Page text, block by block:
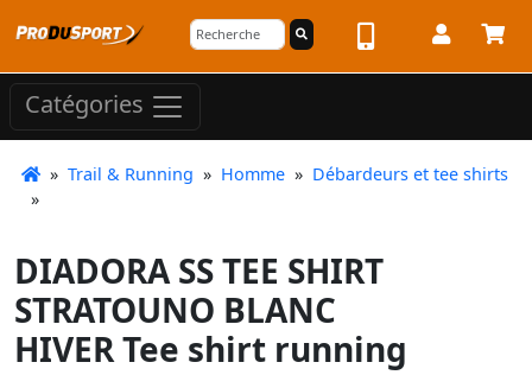
Catégories
» Trail & Running » Homme » Débardeurs et tee shirts
»
DIADORA SS TEE SHIRT
STRATOUNO BLANC
HIVER Tee shirt running